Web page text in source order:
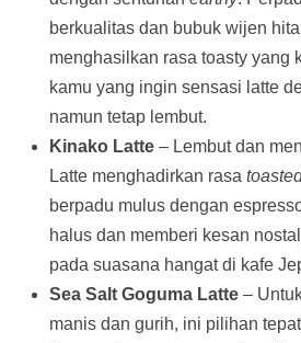
berkualitas dan bubuk wijen
menghasilkan rasa toasty yang
kamu yang ingin sensasi latte
namun tetap lembut.
Kinako Latte – Lembut dan
Latte menghadirkan rasa
berpadu mulus dengan
halus dan memberi kesan
pada suasana hangat di kafe
Sea Salt Goguma Latte –
manis dan gurih, ini pilihan